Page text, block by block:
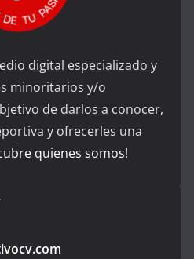
digital especializado y
minoritarios y/o
de darlos a conocer,
y ofrecerles una
quienes somos!